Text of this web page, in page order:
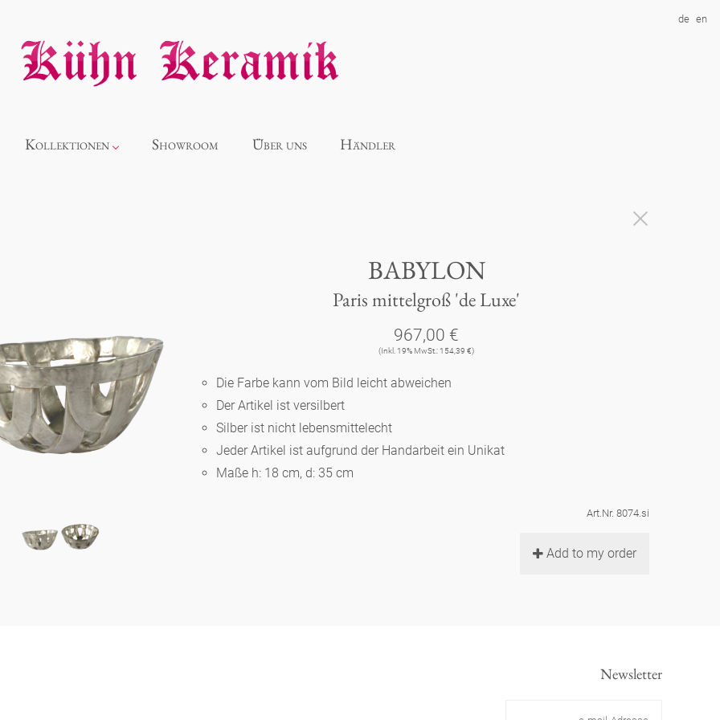
de en
Kollektionen
Souvenir
Berlin
Showroom Über uns Händler
BABYLON
Paris mittelgroß 'de Luxe'
967,00 €
(Inkl. 19% MwSt.: 154,39 €)
Die Farbe kann vom Bild leicht abweichen
Der Artikel ist versilbert
Silber ist nicht lebensmittelecht
Jeder Artikel ist aufgrund der Handarbeit ein Unikat
Maße h: 18 cm, d: 35 cm
Art.Nr. 8074.si
Add to my order
Newsletter